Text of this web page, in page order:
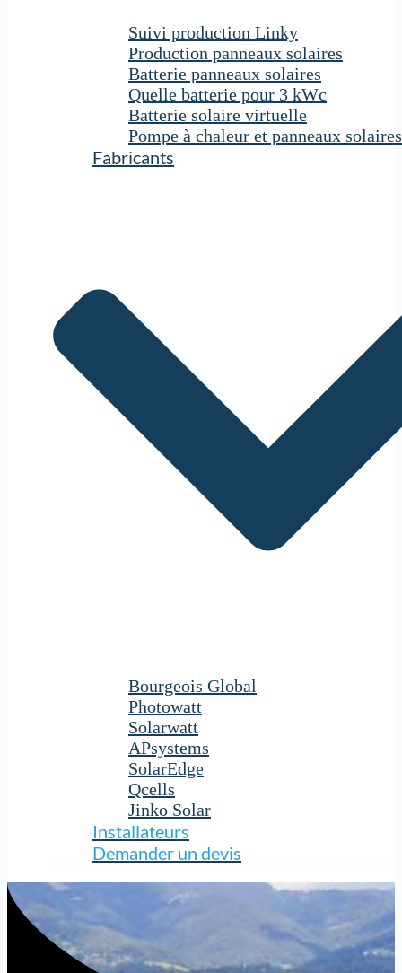
Suivi production Linky
Production panneaux solaires
Batterie panneaux solaires
Quelle batterie pour 3 kWc
Batterie solaire virtuelle
Pompe à chaleur et panneaux solaires
Fabricants
Bourgeois Global
Photowatt
Solarwatt
APsystems
SolarEdge
Qcells
Jinko Solar
Installateurs
Demander un devis